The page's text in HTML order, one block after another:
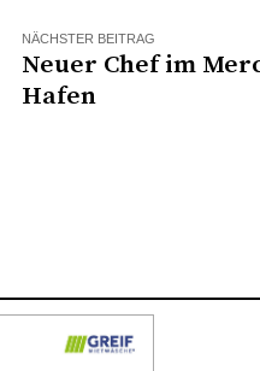
NÄCHSTER BEITRAG
Neuer Chef im
Hafen